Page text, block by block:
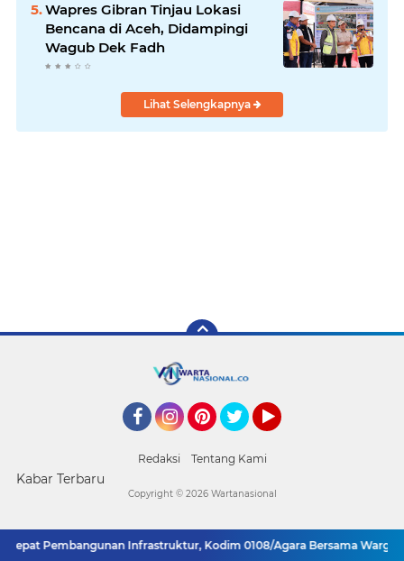
Wapres Gibran Tinjau Lokasi
Bencana di Aceh, Didampingi
Wagub Dek Fadh
Lihat Selengkapnya
Redaksi Tentang Kami
Kabar Terbaru
Pembangunan Infrastruktur, Kodim 0108/Agara Bersama Warga
Copyright © 2026 Wartanasional